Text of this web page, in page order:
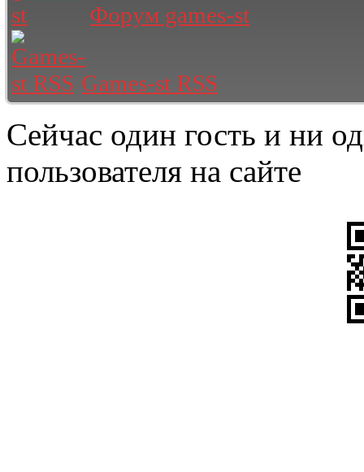
Форум games-st
Games-st RSS
Сейчас один гость и ни
пользователя на сайте